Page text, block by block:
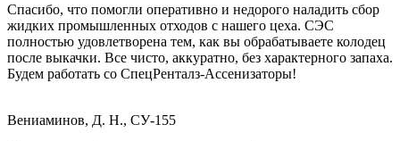
Спасибо, что помогли оперативно и недорого наладить сбор
жидких промышленных отходов с нашего цеха. СЭС
полностью удовлетворена тем, как вы обрабатываете колодец
после выкачки. Все чисто, аккуратно, без характерного запаха.
Будем работать со СпецРенталз-Ассенизаторы!
Вениаминов, Д. Н., СУ-155